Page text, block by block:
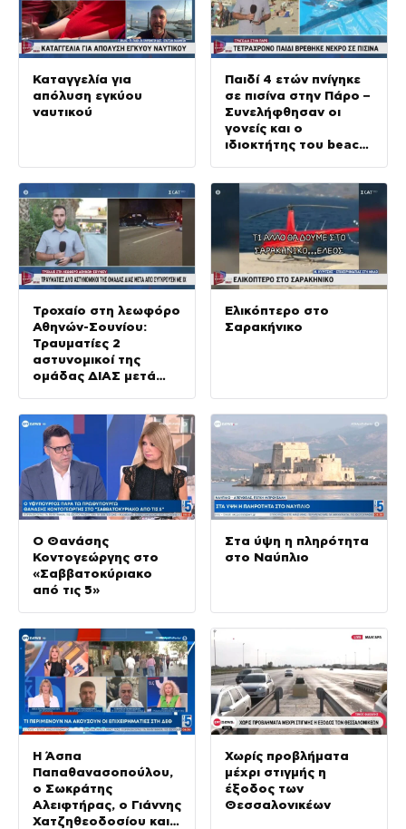
Καταγγελία για
απόλυση εγκύου
ναυτικού
Παιδί 4 ετών πνίγηκε
σε πισίνα στην Πάρο –
Συνελήφθησαν οι
γονείς και ο
ιδιοκτήτης του beach
Τροχαίο στη λεωφόρο
Αθηνών-Σουνίου:
Τραυματίες 2
αστυνομικοί της
ομάδας ΔΙΑΣ μετά
Ελικόπτερο στο
Σαρακήνικο
Ο Θανάσης
Κοντογεώργης στο
«Σαββατοκύριακο
από τις 5»
Στα ύψη η πληρότητα
στο Ναύπλιο
Η Άσπα
Παπαθανασοπούλου,
ο Σωκράτης
Αλειφτήρας, ο Γιάννης
Χατζηθεοδοσίου και η
Χωρίς προβλήματα
μέχρι στιγμής η
έξοδος των
Θεσσαλονικέων